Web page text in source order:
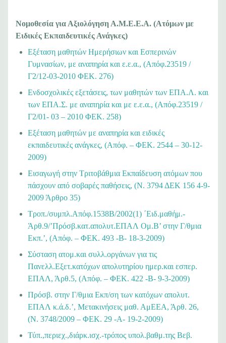
Νομοθεσία για Αξιολόγηση Α.Μ.Ε.Ε.Α. (Ατόμων με
Ειδικές Εκπαιδευτικές Ανάγκες)
Εξέταση μαθητών Ημερήσιων και Εσπερινών
Γυμνασίων, με αναπηρία και ε.ε.α., (Απόφ.23519 /
Γ2/12-03-2010 ΦΕΚ. 276)
Ενδοσχολικές εξετάσεις, των μαθητών των ΕΠΑ.Λ. και
των ΕΠΑ.Σ. με αναπηρία και με ε.ε.α., (Απόφ.23519 /
Γ2/01- 03 – 2010 ΦΕΚ. 258)
Εξέταση μαθητών με αναπηρία και ειδικές
εκπαιδευτικές ανάγκες, (Απόφ. – ΦΕΚ. 2544 – 30-12-
2009)
Εισαγωγή στην Τριτοβάθμια Εκπαίδευση ατόμων που
πάσχουν από σοβαρές παθήσεις, (Ν. 3794 ΔΕΚ 156 4-9-
2009 Άρθρο 35)
Τροπ./συμπλ.Απόφ.1538Β/2002(1) ΄Ειδ.μαθήμ.-
Άρθ.9/’Πρόσβ.κατ.απολυτ.ΕΠΑΛ Ομ.Β’ στην Γ/θμια
Εκπ.’, (Απόφ. – ΦΕΚ. 493 -Β- 18-3-2009)
Σύσταση ατομ.και συλλ.οργάνων για τις
Πανελλ.Εξετ.κατόχων απολυτηρίου ημερ.και εσπερ.
ΕΠΑΛ, Άρθ.5, (Απόφ. – ΦΕΚ. 422 -Β- 9-3-2009)
Πρόσβ. στην Γ/θμια Εκπ/ση των κατόχων απολυτ.
ΕΠΑΛ κ.ά.δ.’, Μετακινήσεις μαθ. ΑμEEΑ, Άρθ. 26,
(N. 3748/2009 – ΦΕΚ. 29 -Α- 19-2-2009)
Τύπ.,περιεχ.,διάρκ.ισχ.-τρόπος υπολ.βαθμ.της Βεβ.